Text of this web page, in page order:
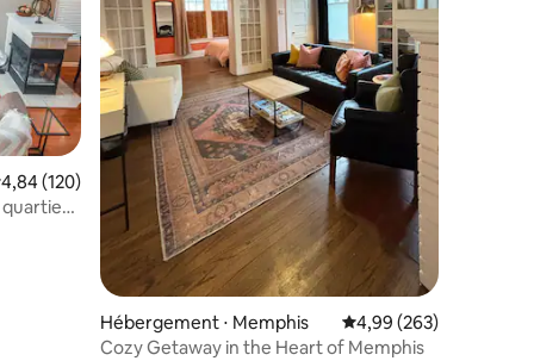
: 4,88 sur 5
moyenne sur la base de 120 commentaires : 4,84 sur 5
4,84 (120)
quartier
Hébergement ⋅ Memphis Évaluation moyenne
4,99 (263)
Cozy Getaway in the Heart of Memphis